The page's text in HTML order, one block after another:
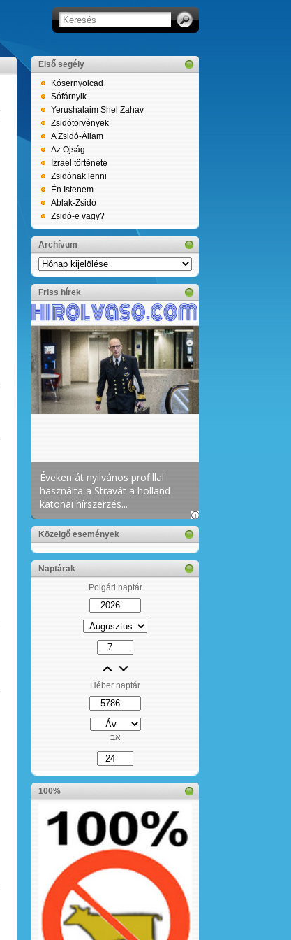
Első segély
Kósernyolcad
Sófárnyik
Yerushalaim Shel Zahav
Zsidótörvények
A Zsidó-Állam
Az Ojság
Izrael története
Zsidónak lenni
Én Istenem
Ablak-Zsidó
Zsidó-e vagy?
Archívum
Archívum
Friss hírek
Közelgő események
Naptárak
Polgári naptár
Héber naptár
אב
100%